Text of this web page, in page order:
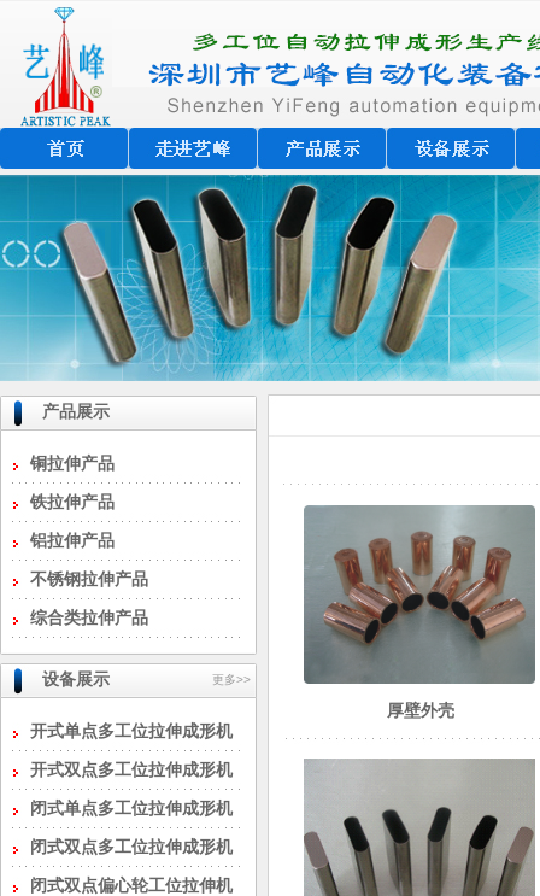
产品展示
铜拉伸产品
铁拉伸产品
铝拉伸产品
不锈钢拉伸产品
综合类拉伸产品
更多>>
设备展示
开式单点多工位拉伸成形机
开式双点多工位拉伸成形机
闭式单点多工位拉伸成形机
闭式双点多工位拉伸成形机
闭式双点偏心轮工位拉伸机
厚壁外壳